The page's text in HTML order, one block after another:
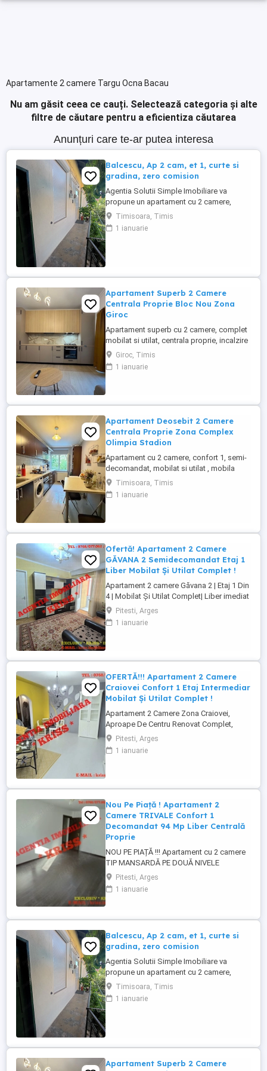
Apartamente 2 camere Targu Ocna Bacau
Nu am găsit ceea ce cauți. Selectează categoria și alte
filtre de căutare pentru a eficientiza căutarea
Anunțuri care te-ar putea interesa
Balcescu, Ap 2 cam, et 1, curte si
gradina, zero comision
Agentia Solutii Simple Imobiliare va
propune un apartament cu 2 camere,
nedecomandat, luminos, situat la etajul 1,
intr-o casa vila cu 1 etaj, 10 apartamente in
imobil, 5 ap nivel, suprafata utila de 68m,
Timisoara, Timis
1 ianuarie
Apartament Superb 2 Camere
Centrala Proprie Bloc Nou Zona
Giroc
Apartament superb cu 2 camere, complet
mobilat si utilat, centrala proprie, incalzire
in pardoseala, su: 40 mp, plus balcon, de
6 mp, et.2 din 3 si 1 loc de parcare trecut
in Cf. Foarte aproape de toate punctele de
Giroc, Timis
1 ianuarie
Apartament Deosebit 2 Camere
Centrala Proprie Zona Complex
Olimpia Stadion
Apartament cu 2 camere, confort 1, semi-
decomandat, mobilat si utilat , mobila
fiind facuta pe comanda, centrala proprie,
su: 56 mp, balcon inchis in termopan, 1
bucatarie, 1 baie cu geam, etaj 2 din 10,
Foarte ...
Timisoara, Timis
1 ianuarie
Ofertă! Apartament 2 Camere
GĂVANA 2 Semidecomandat Etaj 1
Liber Mobilat Și Utilat Complet !
Apartament 2 camere Găvana 2 | Etaj 1 Din
4 | Mobilat Și Utilat Complet| Liber imediat
| Zonă liniștită - Descoperă un apartament
de 2 camere Semidecomandat, situat la
etajul 1 din 4, într-un bloc îngrijit din
Pitesti, Arges
1 ianuarie
OFERTĂ!!! Apartament 2 Camere
Craiovei Confort 1 Etaj Intermediar
Mobilat Și Utilat Complet !
Apartament 2 Camere Zona Craiovei,
Aproape De Centru Renovat Complet,
Mobilat Premium, Etaj Intermediar, Bloc Cu
Lift - Îți prezentăm un apartament modern
și extrem de bine poziționat, situat în zona
orașului, ...
Pitesti, Arges
1 ianuarie
Nou Pe Piață ! Apartament 2
Camere TRIVALE Confort 1
Decomandat 94 Mp Liber Centrală
Proprie
NOU PE PIAȚĂ !!! Apartament cu 2 camere
TIP MANSARDĂ PE DOUĂ NIVELE
spațioasă 94 Mp., în Trivale Complex 2,
Pitești - Te invităm să descoperi un
apartament deosebit, recent intrat pe
Pitesti, Arges
1 ianuarie
Balcescu, Ap 2 cam, et 1, curte si
gradina, zero comision
Agentia Solutii Simple Imobiliare va
propune un apartament cu 2 camere,
nedecomandat, luminos, situat la etajul 1,
intr-o casa vila cu 1 etaj, 10 apartamente in
imobil, 5 ap nivel, suprafata utila de 68m,
Timisoara, Timis
1 ianuarie
Apartament Superb 2 Camere